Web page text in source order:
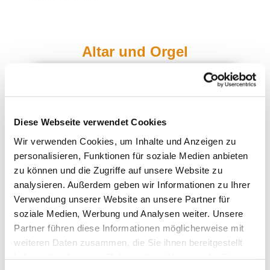
Diese Webseite verwendet Cookies
Wir verwenden Cookies, um Inhalte und Anzeigen zu
personalisieren, Funktionen für soziale Medien anbieten
zu können und die Zugriffe auf unsere Website zu
analysieren. Außerdem geben wir Informationen zu Ihrer
Verwendung unserer Website an unsere Partner für
soziale Medien, Werbung und Analysen weiter. Unsere
Partner führen diese Informationen möglicherweise mit
weiteren Daten zusammen, die Sie ihnen bereitgestellt
Altar und Orgel
DiePrinzipalstückedes Sakralraumes,Altar,